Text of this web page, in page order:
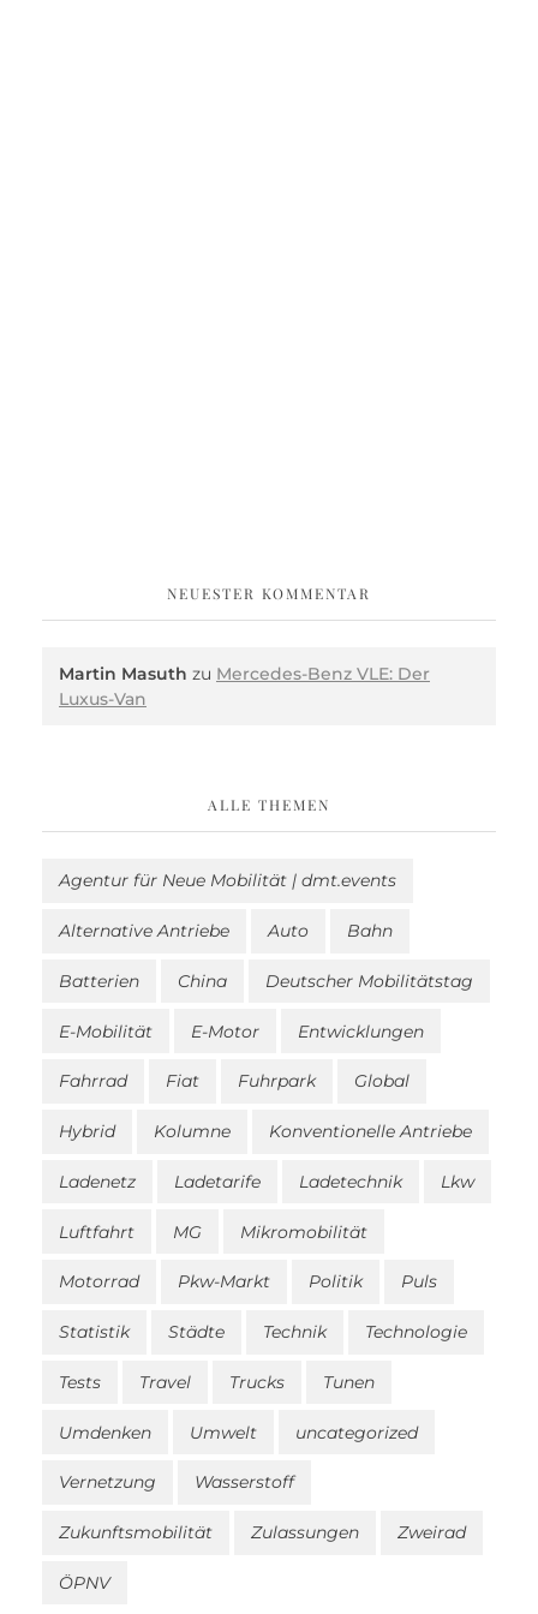
NEUESTER KOMMENTAR
Martin Masuth zu Mercedes-Benz VLE: Der
Luxus-Van
ALLE THEMEN
Agentur für Neue Mobilität | dmt.events
Alternative Antriebe Auto Bahn
Batterien China Deutscher Mobilitätstag
E-Mobilität E-Motor Entwicklungen
Fahrrad Fiat Fuhrpark Global
Hybrid Kolumne Konventionelle Antriebe
Ladenetz Ladetarife Ladetechnik Lkw
Luftfahrt MG Mikromobilität
Motorrad Pkw-Markt Politik Puls
Statistik Städte Technik Technologie
Tests Travel Trucks Tunen
Umdenken Umwelt uncategorized
Vernetzung Wasserstoff
Zukunftsmobilität Zulassungen Zweirad
ÖPNV